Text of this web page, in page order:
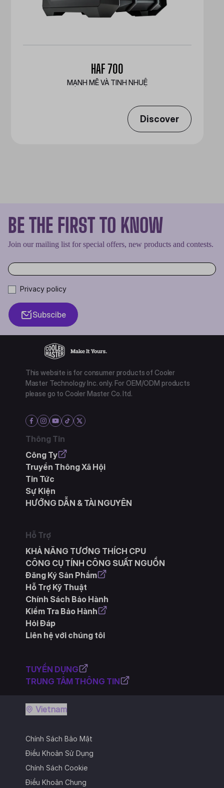
HAF 700
MẠNH MẼ VÀ TINH NHUỆ
Discover
BE THE FIRST TO KNOW
Join our mailing list for special offers, new products and contests.
Privacy policy
Subscibe
This website is for consumer products of Cooler
Master Technology Inc. only. For OEM/ODM products
please go to Cooler Master Co. ltd.
Thông Tin
Công Ty
Truyền Thông Xã Hội
Tin Tức
Sự Kiện
HƯỚNG DẪN & TÀI NGUYÊN
Hỗ Trợ
KHẢ NĂNG TƯƠNG THÍCH CPU
CÔNG CỤ TÍNH CÔNG SUẤT NGUỒN
Đăng Ký Sản Phẩm
Hỗ Trợ Kỹ Thuật
Chính Sách Bảo Hành
Kiểm Tra Bảo Hành
Hỏi Đáp
Liên hệ với chúng tôi
TUYỂN DỤNG
TRUNG TÂM THÔNG TIN
Chính Sách Bảo Mật
Điều Khoản Sử Dụng
Chính Sách Cookie
Điều Khoản Chung
Vietnam